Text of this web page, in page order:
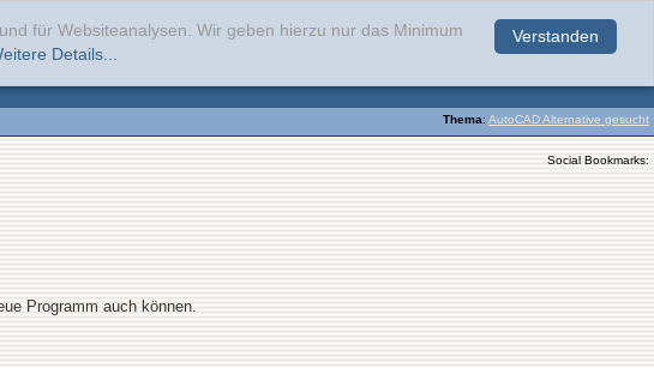
Verstanden
für Websiteanalysen. Wir geben hierzu nur das Minimum
Details...
Thema: AutoCAD Alternative gesucht
Social Bookmarks:
Programm auch können.